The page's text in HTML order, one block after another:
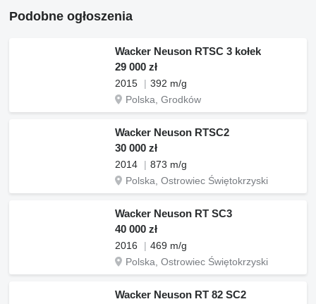
Podobne ogłoszenia
Wacker Neuson RTSC 3 kołek
29 000 zł
2015
392 m/g
Polska, Grodków
Wacker Neuson RTSC2
30 000 zł
2014
873 m/g
Polska, Ostrowiec Świętokrzyski
Wacker Neuson RT SC3
40 000 zł
2016
469 m/g
Polska, Ostrowiec Świętokrzyski
Wacker Neuson RT 82 SC2